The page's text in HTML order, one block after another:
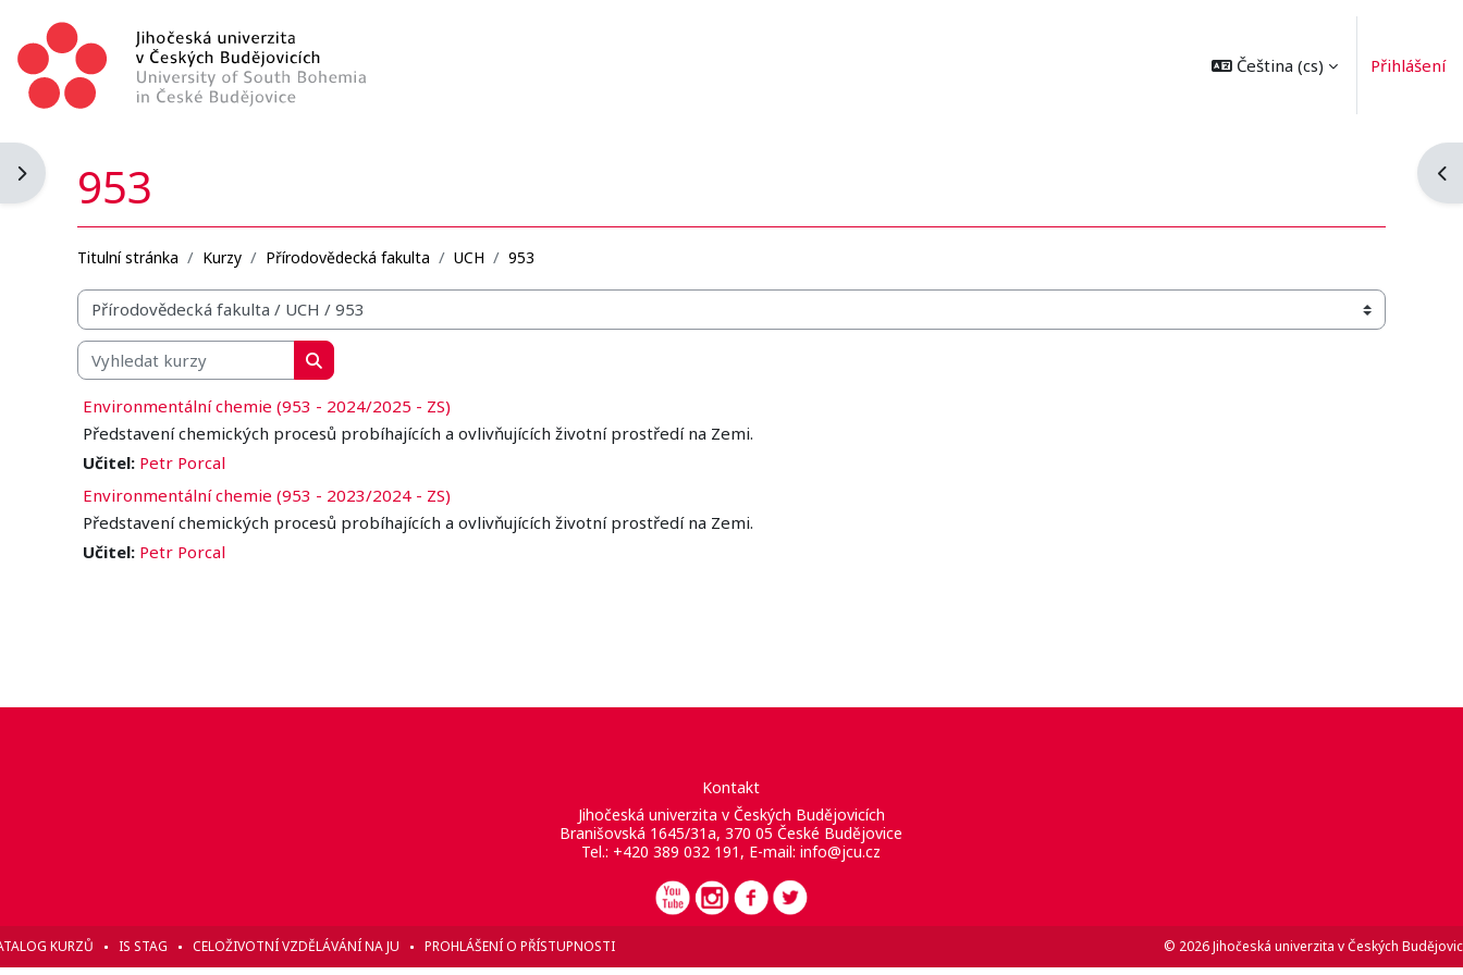
Čeština ‎(cs)‎ Přihlášení
Otevřít panel bloku
953
Titulní stránka Kurzy Přírodovědecká fakulta UCH 953
Organizační struktura kurzů
Vyhledat kurzy
Vyhledat kurzy
Environmentální chemie (953 - 2024/2025 - ZS)
Představení chemických procesů probíhajících a ovlivňujících životní prostředí na Zemi.
Učitel: Petr Porcal
Environmentální chemie (953 - 2023/2024 - ZS)
Představení chemických procesů probíhajících a ovlivňujících životní prostředí na Zemi.
Učitel: Petr Porcal
Kontakt
Jihočeská univerzita v Českých Budějovicích
Branišovská 1645/31a, 370 05 České Budějovice
Tel.: +420 389 032 191, E-mail: info@jcu.cz
KURZŮ IS STAG CELOŽIVOTNÍ VZDĚLÁVÁNÍ NA JU PROHLÁŠENÍ O PŘÍSTUPNOSTI © 2026 Jihočeská univerzita v Českých